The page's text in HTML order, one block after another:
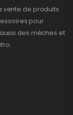
vente de produits
pour
des mèches et